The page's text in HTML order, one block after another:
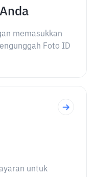
memasukkan
Foto ID
untuk